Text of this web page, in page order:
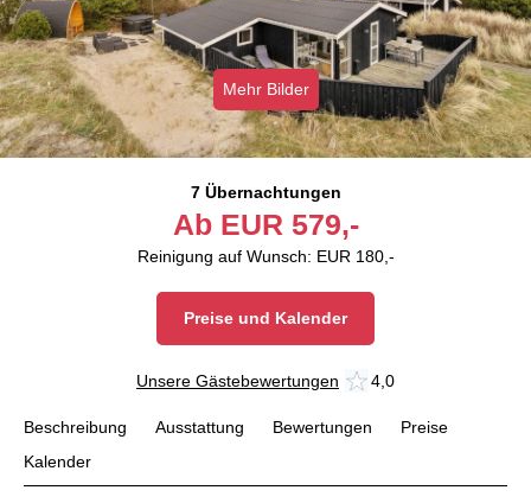
Mehr Bilder
7 Übernachtungen
Ab EUR 579,-
Reinigung auf Wunsch: EUR 180,-
Preise und Kalender
Unsere Gästebewertungen 4,0
Beschreibung Ausstattung Bewertungen
Preise
Kalender